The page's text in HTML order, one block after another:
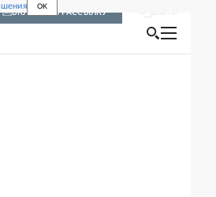
OK
ВКЛЮЧИТЬ РАССЫЛКУ